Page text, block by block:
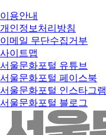
이용안내
개인정보처리방침
이메일 무단수집거부
사이트맵
서울문화포털 유튜브
서울문화포털 페이스북
서울문화포털 인스타그램
서울문화포털 블로그